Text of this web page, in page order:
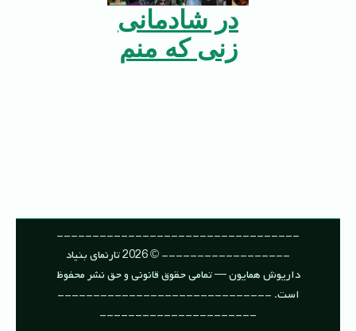
در شادمانی
زنی که منم
----------------------------------
------------------ © 2026 تارنمای بنیاد
داریوش همایون — تمامی حقوق قانونی و حق نشر محفوظ
است. ------------------------------
----------------------